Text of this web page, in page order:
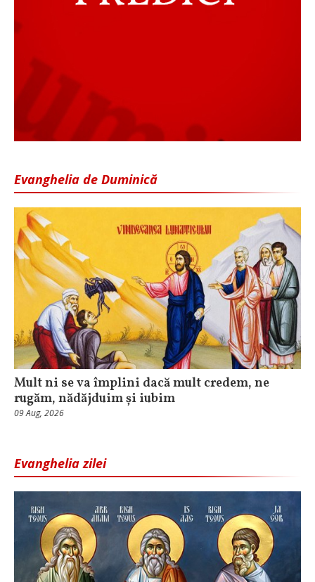
Evanghelia de Duminică
Mult ni se va împlini dacă mult credem, ne
rugăm, nădăjduim și iubim
09 Aug, 2026
Evanghelia zilei